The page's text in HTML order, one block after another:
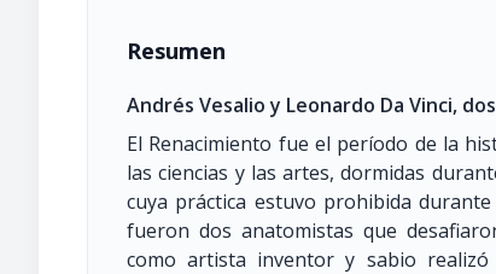
Resumen
Andrés Vesalio y Leonardo Da Vinci,
El Renacimiento fue el período de la
las ciencias y las artes, dormidas
cuya práctica estuvo prohibida
fueron dos anatomistas que
como artista inventor y sabio